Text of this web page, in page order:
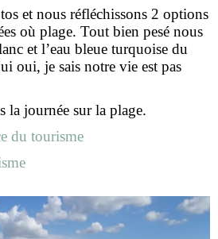
et nous réfléchissons 2 options
où plage. Tout bien pesé nous
et l’eau bleue turquoise du
oui, je sais notre vie est pas
la journée sur la plage.
du tourisme